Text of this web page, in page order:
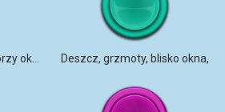
Deszczowe dźwięki snu przy oknie Deszcz, grzmoty, blisko okna,